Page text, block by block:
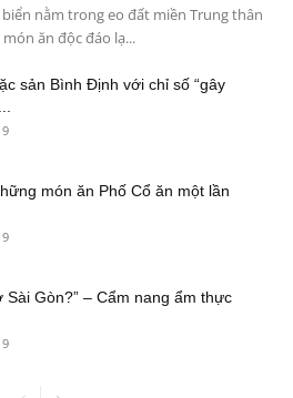
nằm trong eo đất miền Trung thân
ăn độc đáo lạ...
sản Bình Định với chỉ số “gây
món ăn Phố Cổ ăn một lần
Sài Gòn?” – Cẩm nang ẩm thực